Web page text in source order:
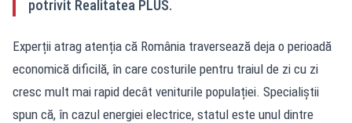
potrivit Realitatea PLUS.
Experții atrag atenția că România traversează deja o perioadă
economică dificilă, în care costurile pentru traiul de zi cu zi
cresc mult mai rapid decât veniturile populației. Specialiștii
spun că, în cazul energiei electrice, statul este unul dintre